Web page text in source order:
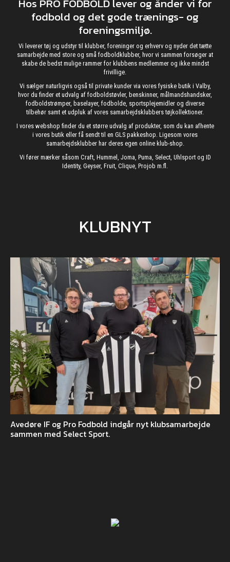
fodbold og det gode trænings- og
foreningsmiljø.
Vi leverer tøj og udstyr til klubber, foreninger og erhverv og nyder det tætte
samarbejde med store og små fodboldklubber, hvor vi sammen forsøger at
skabe de bedst mulige rammer for klubbens medlemmer og ikke mindst
frivillige.
Vi sælger naturligvis også til private kunder via vores fysiske butik i Valby,
hvor du finder et udvalg af fodboldstøvler, benskinner, målmandshandsker,
fodboldstrømper, baselayer, fodbolde, sportsplejemidler og diverse
tilbehør samt et udpluk af vores samarbejdsklubbers tøjkollektioner.
I vores webshop finder du et større udvalg af produkter, som du kan afhente
i vores butik eller få sendt til en GLS pakkeshop. Ligesom vores
samarbejdsklubber har deres egen online klub-shop.
Vi fører mærker såsom Craft, Hummel, Joma, Puma, Select, Uhlsport og ID
Identity, Geyser, Fruit, Clique, Projob m.fl.
KLUBNYT
Avedøre IF og Pro Fodbold indgår nyt klubsamarbejde
sammen med Select Sport.